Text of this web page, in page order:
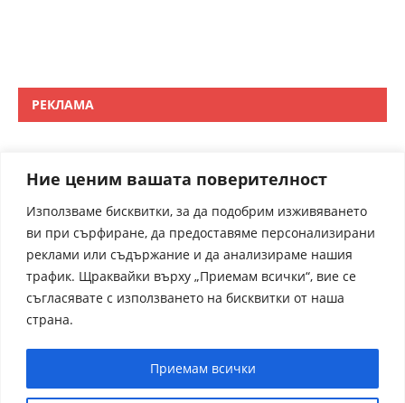
Ние ценим вашата поверителност
Използваме бисквитки, за да подобрим изживяването
ви при сърфиране, да предоставяме персонализирани
реклами или съдържание и да анализираме нашия
трафик. Щраквайки върху „Приемам всички“, вие се
съгласявате с използването на бисквитки от наша
страна.
Приемам всички
РЕКЛАМА